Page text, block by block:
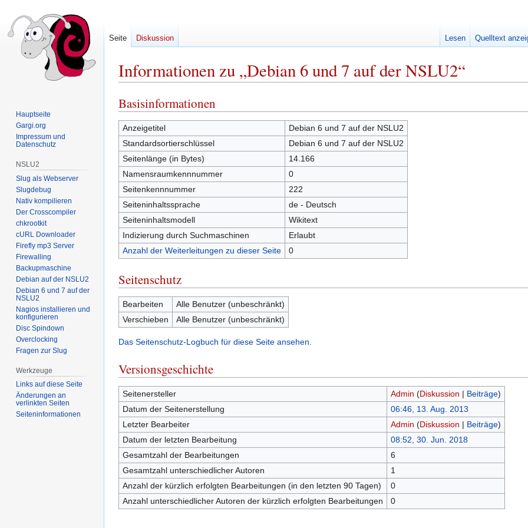
Informationen zu „Debian 6 und 7 auf der NSLU2“
Zur
Navigation
springen
Zur
Suche
springen
Basisinformationen
Anzeigetitel
Debian 6 und 7 auf der NSLU2
Standardsortierschlüssel
Debian 6 und 7 auf der NSLU2
Seitenlänge (in Bytes)
14.166
Namensraumkennnummer
0
Seitenkennnummer
222
Seiteninhaltssprache
de - Deutsch
Seiteninhaltsmodell
Wikitext
Indizierung durch Suchmaschinen
Erlaubt
Anzahl der Weiterleitungen zu dieser Seite
0
Seitenschutz
Bearbeiten
Alle Benutzer (unbeschränkt)
Verschieben
Alle Benutzer (unbeschränkt)
Das Seitenschutz-Logbuch für diese Seite ansehen.
Versionsgeschichte
Seitenersteller Admin (Diskussion | Beiträge)
Datum der Seitenerstellung
06:46, 13. Aug. 2013
Letzter Bearbeiter
Admin (Diskussion | Beiträge)
Datum der letzten Bearbeitung
08:52, 30. Jun. 2018
Gesamtzahl der Bearbeitungen
6
Gesamtzahl unterschiedlicher Autoren
1
Anzahl der kürzlich erfolgten Bearbeitungen (in den letzten 90 Tagen)
0
Anzahl unterschiedlicher Autoren der kürzlich erfolgten Bearbeitungen
0
Seite Diskussion Lesen Quelltext
Hauptseite
Gargi.org
Impressum und
Datenschutz
NSLU2
Slug als Webserver
Slugdebug
Nativ kompilieren
Der Crosscompiler
chkrootkit
cURL Downloader
Firefly mp3 Server
Firewalling
Backupmaschine
Debian auf der NSLU2
Debian 6 und 7 auf der
NSLU2
Nagios installieren und
konfigurieren
Disc Spindown
Overclocking
Fragen zur Slug
Werkzeuge
Links auf diese Seite
Änderungen an
verlinkten Seiten
Seiten­­informationen